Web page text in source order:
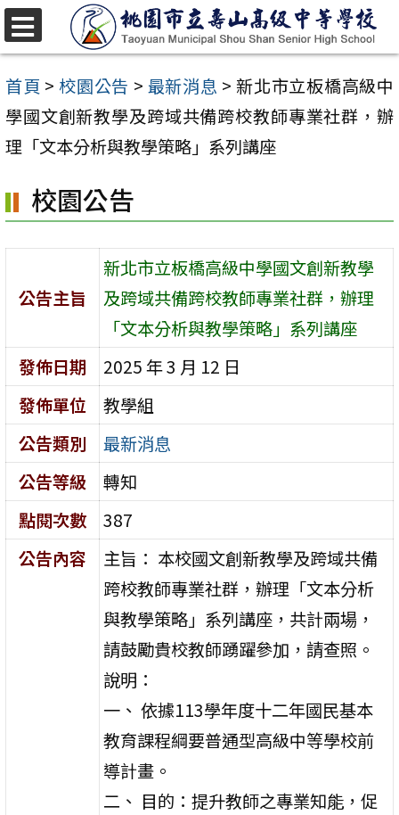
跳
至
主
要
內
區
首頁 > 校園公告 > 最新消息 > 新北市立板橋高級中
學國文創新教學及跨域共備跨校教師專業社群，辦
理「文本分析與教學策略」系列講座
校園公告
公告主旨
新北市立板橋高級中學國文創新教學
及跨域共備跨校教師專業社群，辦理
「文本分析與教學策略」系列講座
發佈日期
2025 年 3 月 12 日
發佈單位
教學組
公告類別
最新消息
公告等級
轉知
點閱次數
387
公告內容
主旨： 本校國文創新教學及跨域共備
跨校教師專業社群，辦理「文本分析
與教學策略」系列講座，共計兩場，
請鼓勵貴校教師踴躍參加，請查照。
說明：
一、 依據113學年度十二年國民基本
教育課程綱要普通型高級中等學校前
導計畫。
二、 目的：提升教師之專業知能，促
選
單